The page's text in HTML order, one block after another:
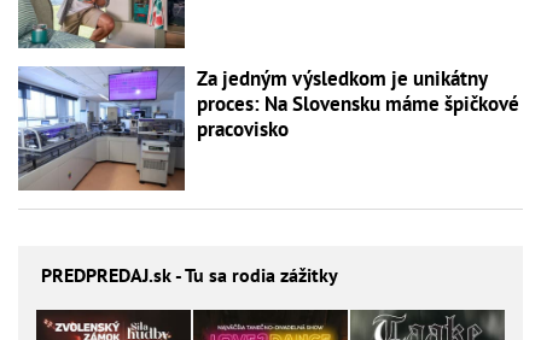
Za jedným výsledkom je unikátny
proces: Na Slovensku máme špičkové
pracovisko
PREDPREDAJ.sk - Tu sa rodia zážitky